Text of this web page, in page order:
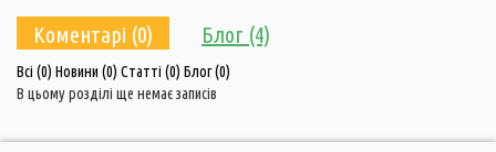
Коментарі (0) Блог (4)
Всі (0) Новини (0) Статті (0) Блог(0)
В цьому розділі ще немає записів